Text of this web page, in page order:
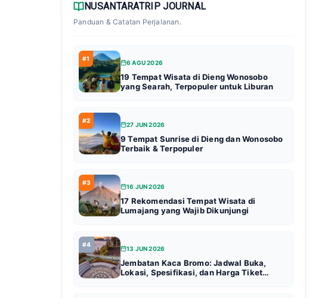
NUSANTARATRIP JOURNAL
Panduan & Catatan Perjalanan.
#1
6 AGU 2026
19 Tempat Wisata di Dieng Wonosobo
yang Searah, Terpopuler untuk Liburan
#2
27 JUN 2026
9 Tempat Sunrise di Dieng dan Wonosobo
Terbaik & Terpopuler
#3
16 JUN 2026
17 Rekomendasi Tempat Wisata di
Lumajang yang Wajib Dikunjungi
#4
13 JUN 2026
Jembatan Kaca Bromo: Jadwal Buka,
Lokasi, Spesifikasi, dan Harga Tiket